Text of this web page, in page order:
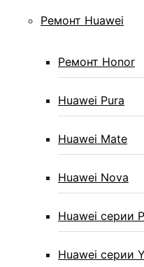
Ремонт Huawei
Ремонт Honor
Huawei Pura
Huawei Mate
Huawei Nova
Huawei серии P
Huawei серии Y